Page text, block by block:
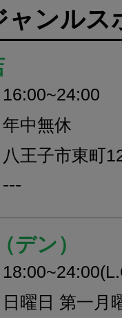
ャンルス
16:00~24:00
年中無休
八王子市東町
---
（デン）
日曜日 第一月